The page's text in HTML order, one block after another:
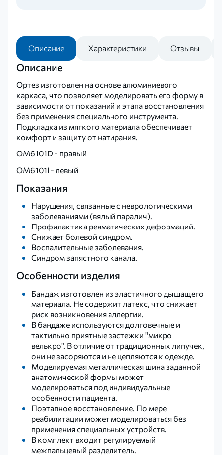
Описание Характеристики Отзывы
Описание
Ортез изготовлен на основе алюминиевого
каркаса, что позволяет моделировать его форму в
зависимости от показаний и этапа восстановления
без применения специального инструмента.
Подкладка из мягкого материала обеспечивает
комфорт и защиту от натирания.
OM6101D - правый
OM6101I - левый
Показания
Нарушения, связанные с неврологическими
заболеваниями (вялый паралич).
Профилактика ревматических деформаций.
Снижает болевой синдром.
Воспалительные заболевания.
Синдром запястного канала.
Особенности изделия
Бандаж изготовлен из эластичного дышащего
материала. Не содержит латекс, что снижает
риск возникновения аллергии.
В бандаже используются долговечные и
тактильно приятные застежки "микро
велькро". В отличие от традиционных липучек,
они не засоряются и не цепляются к одежде.
Моделируемая металлическая шина заданной
анатомической формы может
моделироваться под индивидуальные
особенности пациента.
Поэтапное восстановление. По мере
реабилитации может моделироваться без
применения специальных устройств.
В комплект входит регулируемый
межпальцевый разделитель.